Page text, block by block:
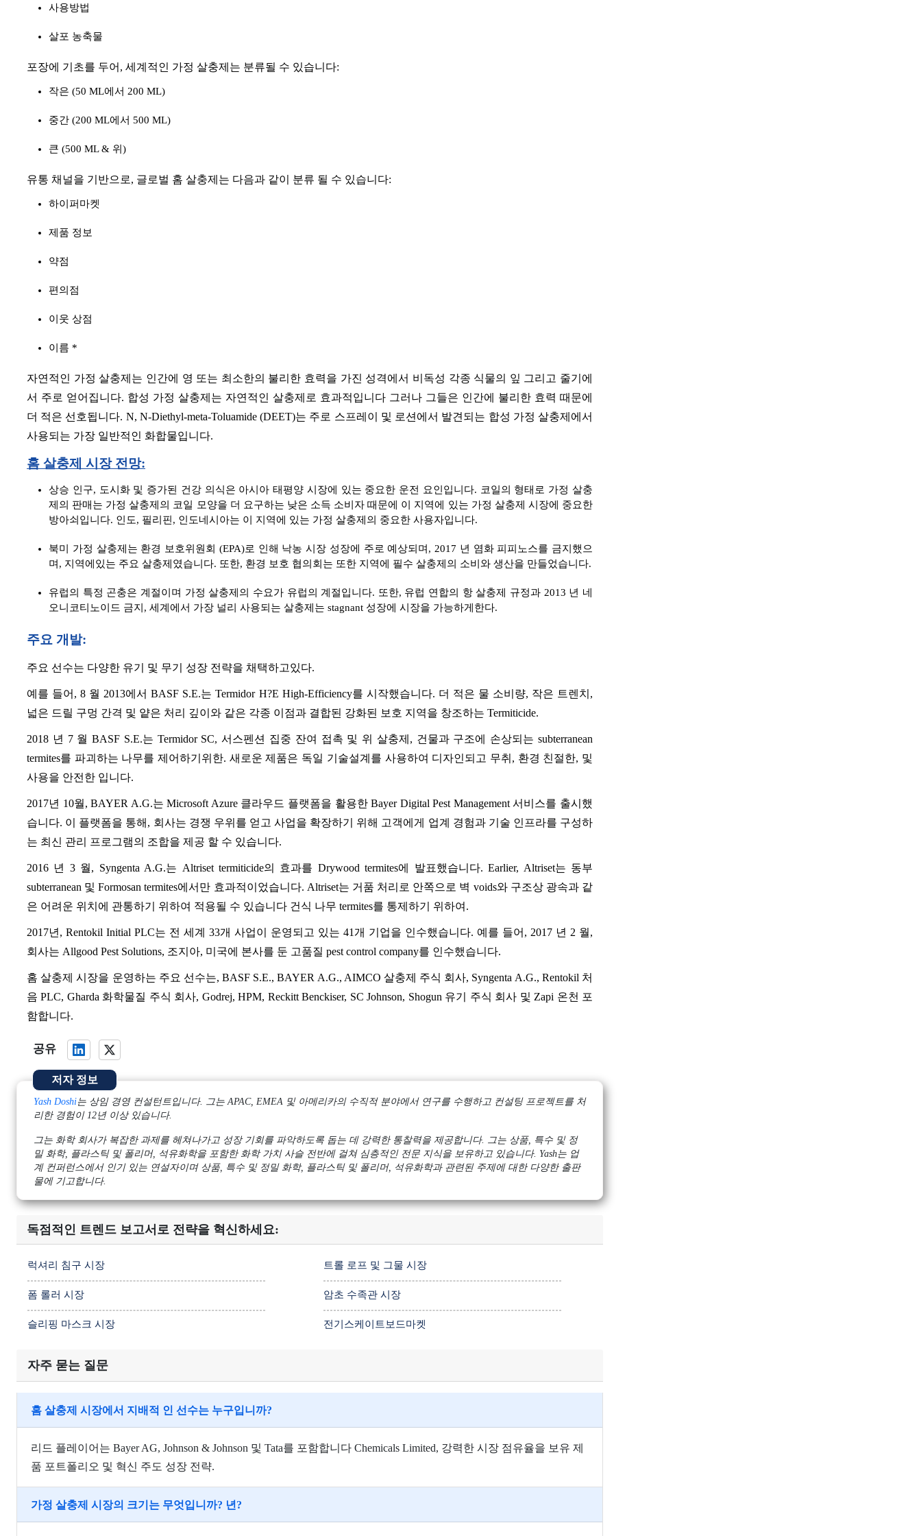
사용방법
살포 농축물
포장에 기초를 두어, 세계적인 가정 살충제는 분류될 수 있습니다:
작은 (50 ML에서 200 ML)
중간 (200 ML에서 500 ML)
큰 (500 ML & 위)
유통 채널을 기반으로, 글로벌 홈 살충제는 다음과 같이 분류 될 수 있습니다:
하이퍼마켓
제품 정보
약점
편의점
이웃 상점
이름 *
자연적인 가정 살충제는 인간에 영 또는 최소한의 불리한 효력을 가진 성격에서 비독성 각종 식물의 잎 그리고 줄기에
서 주로 얻어집니다. 합성 가정 살충제는 자연적인 살충제로 효과적입니다 그러나 그들은 인간에 불리한 효력 때문에
더 적은 선호됩니다. N, N-Diethyl-meta-Toluamide (DEET)는 주로 스프레이 및 로션에서 발견되는 합성 가정 살충제에서
사용되는 가장 일반적인 화합물입니다.
홈 살충제 시장 전망:
상승 인구, 도시화 및 증가된 건강 의식은 아시아 태평양 시장에 있는 중요한 운전 요인입니다. 코일의 형태로 가정 살충
제의 판매는 가정 살충제의 코일 모양을 더 요구하는 낮은 소득 소비자 때문에 이 지역에 있는 가정 살충제 시장에 중요한
방아쇠입니다. 인도, 필리핀, 인도네시아는 이 지역에 있는 가정 살충제의 중요한 사용자입니다.
북미 가정 살충제는 환경 보호위원회 (EPA)로 인해 낙농 시장 성장에 주로 예상되며, 2017 년 염화 피피노스를 금지했으
며, 지역에있는 주요 살충제였습니다. 또한, 환경 보호 협의회는 또한 지역에 필수 살충제의 소비와 생산을 만들었습니다.
유럽의 특정 곤충은 계절이며 가정 살충제의 수요가 유럽의 계절입니다. 또한, 유럽 연합의 항 살충제 규정과 2013 년 네
오니코티노이드 금지, 세계에서 가장 널리 사용되는 살충제는 stagnant 성장에 시장을 가능하게한다.
주요 개발:
주요 선수는 다양한 유기 및 무기 성장 전략을 채택하고있다.
예를 들어, 8 월 2013에서 BASF S.E.는 Termidor H?E High-Efficiency를 시작했습니다. 더 적은 물 소비량, 작은 트렌치,
넓은 드릴 구멍 간격 및 얕은 처리 깊이와 같은 각종 이점과 결합된 강화된 보호 지역을 창조하는 Termiticide.
2018 년 7 월 BASF S.E.는 Termidor SC, 서스펜션 집중 잔여 접촉 및 위 살충제, 건물과 구조에 손상되는 subterranean
termites를 파괴하는 나무를 제어하기위한. 새로운 제품은 독일 기술설계를 사용하여 디자인되고 무취, 환경 친절한, 및
사용을 안전한 입니다.
2017년 10월, BAYER A.G.는 Microsoft Azure 클라우드 플랫폼을 활용한 Bayer Digital Pest Management 서비스를 출시했
습니다. 이 플랫폼을 통해, 회사는 경쟁 우위를 얻고 사업을 확장하기 위해 고객에게 업계 경험과 기술 인프라를 구성하
는 최신 관리 프로그램의 조합을 제공 할 수 있습니다.
2016 년 3 월, Syngenta A.G.는 Altriset termiticide의 효과를 Drywood termites에 발표했습니다. Earlier, Altriset는 동부
subterranean 및 Formosan termites에서만 효과적이었습니다. Altriset는 거품 처리로 안쪽으로 벽 voids와 구조상 광속과 같
은 어려운 위치에 관통하기 위하여 적용될 수 있습니다 건식 나무 termites를 통제하기 위하여.
2017년, Rentokil Initial PLC는 전 세계 33개 사업이 운영되고 있는 41개 기업을 인수했습니다. 예를 들어, 2017 년 2 월,
회사는 Allgood Pest Solutions, 조지아, 미국에 본사를 둔 고품질 pest control company를 인수했습니다.
홈 살충제 시장을 운영하는 주요 선수는, BASF S.E., BAYER A.G., AIMCO 살충제 주식 회사, Syngenta A.G., Rentokil 처
음 PLC, Gharda 화학물질 주식 회사, Godrej, HPM, Reckitt Benckiser, SC Johnson, Shogun 유기 주식 회사 및 Zapi 온천 포
함합니다.
공유
저자 정보
Yash Doshi는 상임 경영 컨설턴트입니다. 그는 APAC, EMEA 및 아메리카의 수직적 분야에서 연구를 수행하고 컨설팅 프로젝트를 처
리한 경험이 12년 이상 있습니다.
그는 화학 회사가 복잡한 과제를 헤쳐나가고 성장 기회를 파악하도록 돕는 데 강력한 통찰력을 제공합니다. 그는 상품, 특수 및 정
밀 화학, 플라스틱 및 폴리머, 석유화학을 포함한 화학 가치 사슬 전반에 걸쳐 심층적인 전문 지식을 보유하고 있습니다. Yash는 업
계 컨퍼런스에서 인기 있는 연설자이며 상품, 특수 및 정밀 화학, 플라스틱 및 폴리머, 석유화학과 관련된 주제에 대한 다양한 출판
물에 기고합니다.
독점적인 트렌드 보고서로 전략을 혁신하세요:
럭셔리 침구 시장 트롤 로프 및 그물 시장
폼 롤러 시장 암초 수족관 시장
슬리핑 마스크 시장 전기스케이트보드마켓
자주 묻는 질문
홈 살충제 시장에서 지배적 인 선수는 누구입니까?
리드 플레이어는 Bayer AG, Johnson & Johnson 및 Tata를 포함합니다 Chemicals Limited, 강력한 시장 점유율을 보유 제
품 포트폴리오 및 혁신 주도 성장 전략.
가정 살충제 시장의 크기는 무엇입니까? 년?